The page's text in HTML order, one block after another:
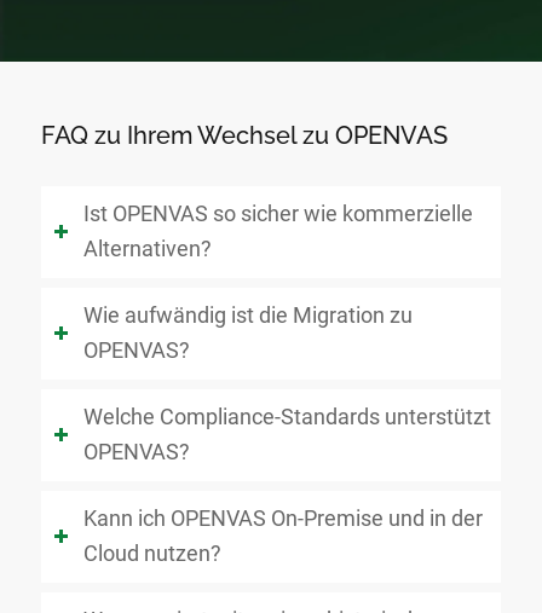
FAQ zu Ihrem Wechsel zu OPENVAS
Ist OPENVAS so sicher wie kommerzielle
Alternativen?
Wie aufwändig ist die Migration zu
OPENVAS?
Welche Compliance-Standards unterstützt
OPENVAS?
Kann ich OPENVAS On-Premise und in der
Cloud nutzen?